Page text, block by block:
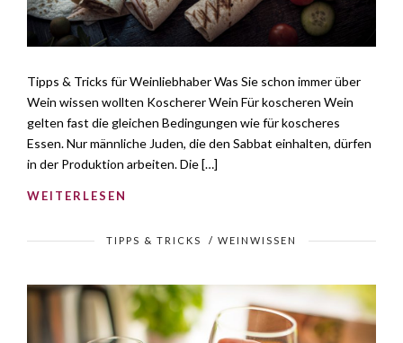
Tipps & Tricks für Weinliebhaber Was Sie schon immer über
Wein wissen wollten Koscherer Wein Für koscheren Wein
gelten fast die gleichen Bedingungen wie für koscheres
Essen. Nur männliche Juden, die den Sabbat einhalten, dürfen
in der Produktion arbeiten. Die […]
WEITERLESEN
TIPPS & TRICKS / WEINWISSEN